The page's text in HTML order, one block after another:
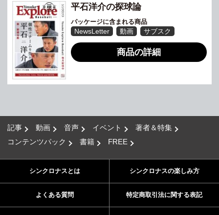
平石洋介の探球論
パッケージに含まれる商品
NewsLetter 動画 サブスク
商品の詳細
記事 動画 音声 イベント
著者＆特集
コンテンツパック
書籍 FREE
シンクロナスとは シンクロナスの楽しみ方
よくある質問 特定商取引法に関する表記